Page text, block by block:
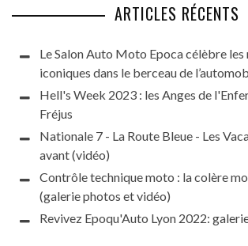
ARTICLES RÉCENTS
Le Salon Auto Moto Epoca célèbre les
iconiques dans le berceau de
Hell's Week 2023 : les Anges de
Fréjus
Nationale 7 - La Route Bleue - Les
avant (vidéo)
Contrôle technique moto : la colère
(galerie photos et vidéo)
Revivez Epoqu'Auto Lyon 2022: